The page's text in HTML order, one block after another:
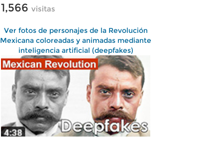
1,566 visitas
Ver fotos de personajes de la Revolución
Mexicana coloreadas y animadas mediante
inteligencia artificial (deepfakes)